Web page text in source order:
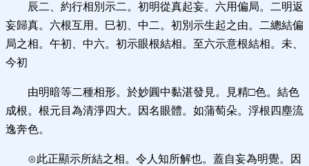
辰二、約行相別示二。初明從真起妄。六用偏局。二明返
妄歸真。六根互用。巳初、中二。初別示生起之由。二總結偏
局之相。午初、中六。初示眼根結相。至六示意根結相。未、
今初
由明暗等二種相形。於妙圓中黏湛發見。見精□色。結色
成根。根元目為清淨四大。因名眼體。如蒲萄朵。浮根四塵流
逸奔色。
⊙此正顯示所結之相。令人知所解也。蓋自妄為明覺。因